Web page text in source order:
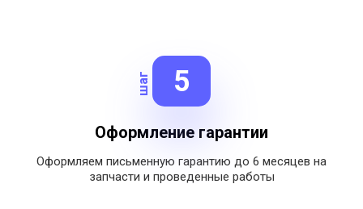
5
шаг
Оформление гарантии
Оформляем письменную гарантию до 6 месяцев на
запчасти и проведенные работы